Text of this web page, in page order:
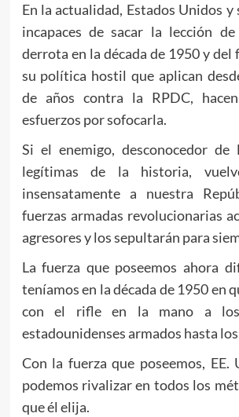
En la actualidad, Estados Unidos y
incapaces de sacar la lección
derrota en la década de 1950 y del
su política hostil que aplican
de años contra la RPDC, hacen
esfuerzos por sofocarla.
Si el enemigo, desconocedor de
legítimas de la historia,
insensatamente a nuestra
fuerzas armadas revolucionarias
agresores y los sepultarán para
La fuerza que poseemos ahora
teníamos en la década de 1950 en
con el rifle en la mano a los
estadounidenses armados hasta
Con la fuerza que poseemos, EE.
podemos rivalizar en todos los
que él elija.